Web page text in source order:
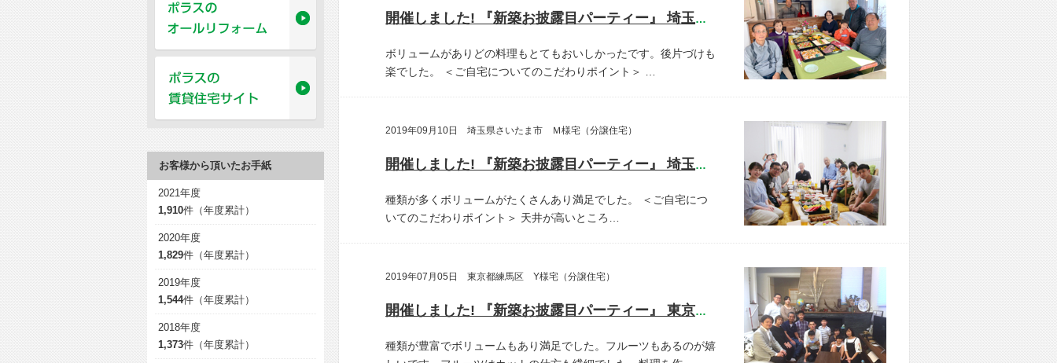
開催しました! 『新築お披露目パーティー』 埼玉県三郷市 T様宅
ボリュームがありどの料理もとてもおいしかったです。後片づけも
楽でした。
＜ご自宅についてのこだわりポイント＞
2019年09月10日 埼玉県さいたま市 Ｍ様宅（分譲住宅）
開催しました! 『新築お披露目パーティー』 埼玉県さいたま市 M様宅
種類が多くボリュームがたくさんあり満足でした。
＜ご自宅につ
いてのこだわりポイント＞ 天井が高いところ…
2019年07月05日 東京都練馬区 Y様宅（分譲住宅）
開催しました! 『新築お披露目パーティー』 東京都練馬区 Y様宅
種類が豊富でボリュームもあり満足でした。フルーツもあるのが嬉
お客様から頂いたお手紙
2021年度
1,910件（年度累計）
2020年度
1,829件（年度累計）
2019年度
1,544件（年度累計）
2018年度
1,373件（年度累計）